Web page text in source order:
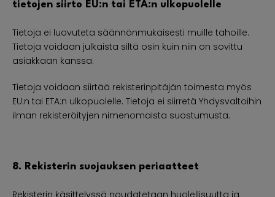
tietojen siirto EU:n tai ETA:n ulkopuolelle
Tietoja ei luovuteta säännönmukaisesti muille tahoille.
Tietoja voidaan julkaista siltä osin kuin niin on sovittu
asiakkaan kanssa.
Tietoja voidaan siirtää rekisterinpitäjän toimesta myös
EU:n tai ETA:n ulkopuolelle. Tietoja ei siirretä Yhdysvaltoihin
ilman rekisteröityjen nimenomaista suostumusta.
8. Rekisterin suojauksen periaatteet
Rekisterin käsittelyssä noudatetaan huolellisuutta ja